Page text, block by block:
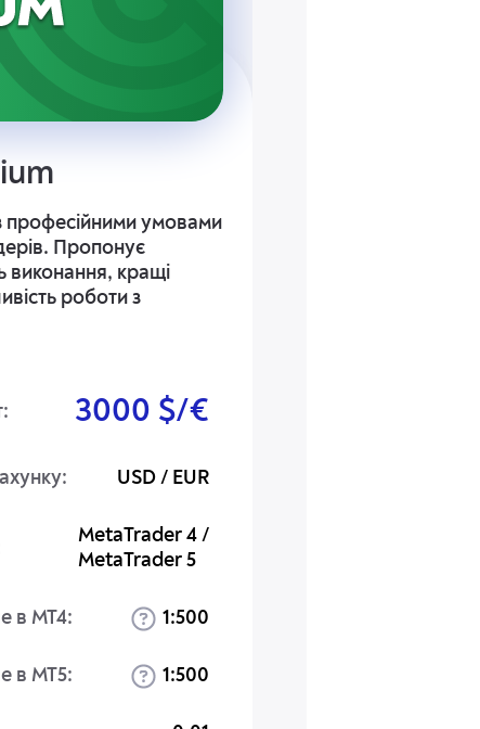
професійними умовами
Пропонує
виконання, кращі
роботи з
3000 $/€
USD / EUR
MetaTrader 4 /
MetaTrader 5
в MT4: 1:500
в MT5: 1:500